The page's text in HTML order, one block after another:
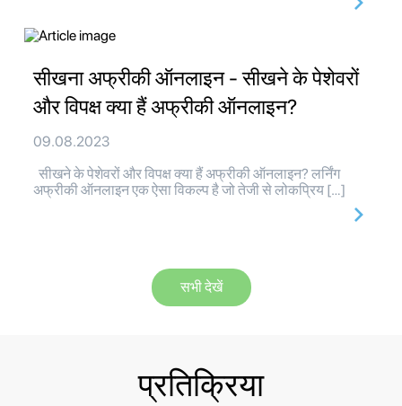
सीखना अफ्रीकी ऑनलाइन - सीखने के पेशेवरों
और विपक्ष क्या हैं अफ्रीकी ऑनलाइन?
09.08.2023
सीखने के पेशेवरों और विपक्ष क्या हैं अफ्रीकी ऑनलाइन? लर्निंग
अफ्रीकी ऑनलाइन एक ऐसा विकल्प है जो तेजी से लोकप्रिय […]
सभी देखें
प्रतिक्रिया